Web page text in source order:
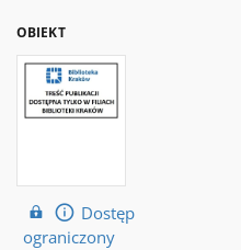
OBIEKT
Dostęp
ograniczony